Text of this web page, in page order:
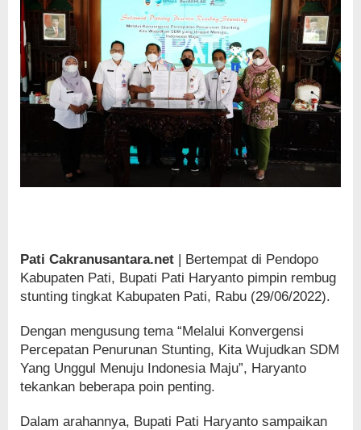
Pati Cakranusantara.net | Bertempat di Pendopo
Kabupaten Pati, Bupati Pati Haryanto pimpin rembug
stunting tingkat Kabupaten Pati, Rabu (29/06/2022).
Dengan mengusung tema “Melalui Konvergensi
Percepatan Penurunan Stunting, Kita Wujudkan SDM
Yang Unggul Menuju Indonesia Maju”, Haryanto
tekankan beberapa poin penting.
Dalam arahannya, Bupati Pati Haryanto sampaikan